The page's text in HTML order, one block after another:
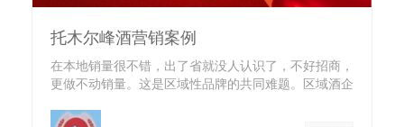
托木尔峰酒营销案例
在本地销量很不错，出了省就没人认识了，不好招商，
更做不动销量。这是区域性品牌的共同难题。区域酒企